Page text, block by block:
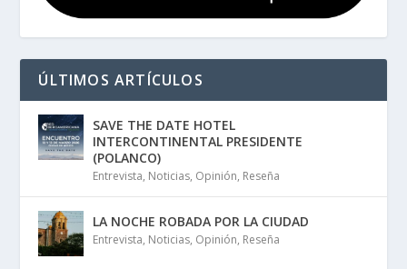
ÚLTIMOS ARTÍCULOS
SAVE THE DATE HOTEL
INTERCONTINENTAL PRESIDENTE
(POLANCO)
Entrevista, Noticias, Opinión, Reseña
LA NOCHE ROBADA POR LA CIUDAD
Entrevista, Noticias, Opinión, Reseña